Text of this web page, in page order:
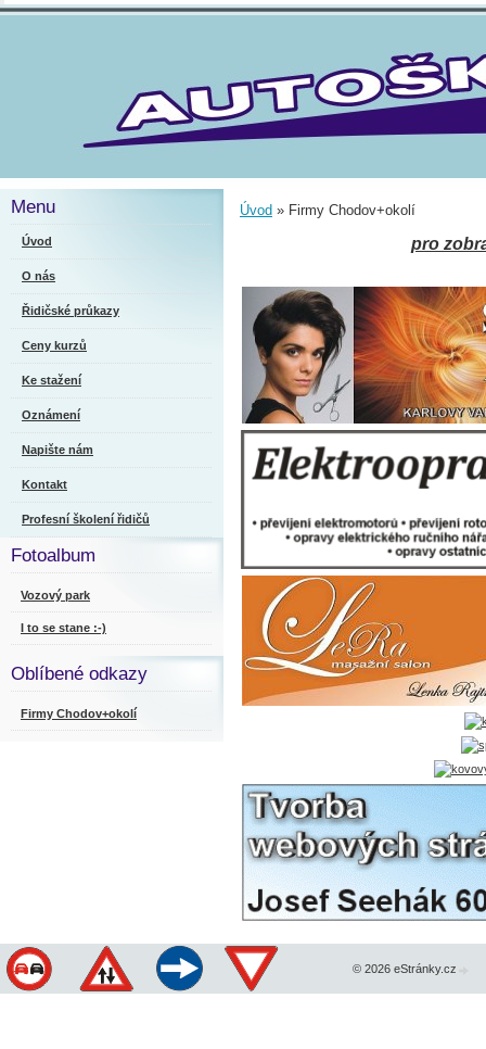
Úvod » Firmy Chodov+okolí
pro
Menu
Úvod
O nás
Řidičské průkazy
Ceny kurzů
Ke stažení
Oznámení
Napište nám
Kontakt
Profesní školení řidičů
Fotoalbum
Vozový park
I to se stane :-)
Oblíbené odkazy
Firmy Chodov+okolí
© 2026 eStránky.cz